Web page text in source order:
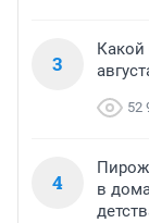
3
Какой
52
4
в